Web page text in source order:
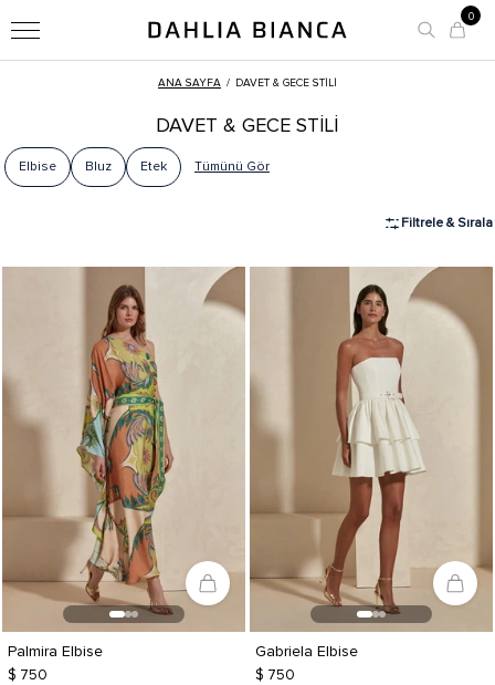
0
ANA SAYFA / DAVET & GECE STİLİ
DAVET & GECE STİLİ
Elbise Bluz Etek Tümünü Gör
Filtrele & Sırala
Palmira Elbise
$ 750
Gabriela Elbise
$ 750